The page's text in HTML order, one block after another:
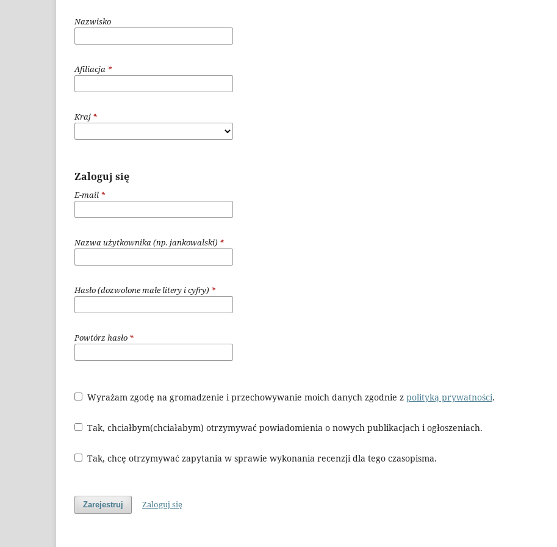
Nazwisko
Afiliacja *
Kraj *
Zaloguj się
E-mail *
Nazwa użytkownika (np. jankowalski) *
Hasło (dozwolone małe litery i cyfry) *
Powtórz hasło *
Wyrażam zgodę na gromadzenie i przechowywanie moich danych zgodnie z polityką prywatności.
Tak, chciałbym(chciałabym) otrzymywać powiadomienia o nowych publikacjach i ogłoszeniach.
Tak, chcę otrzymywać zapytania w sprawie wykonania recenzji dla tego czasopisma.
Zarejestruj Zaloguj się